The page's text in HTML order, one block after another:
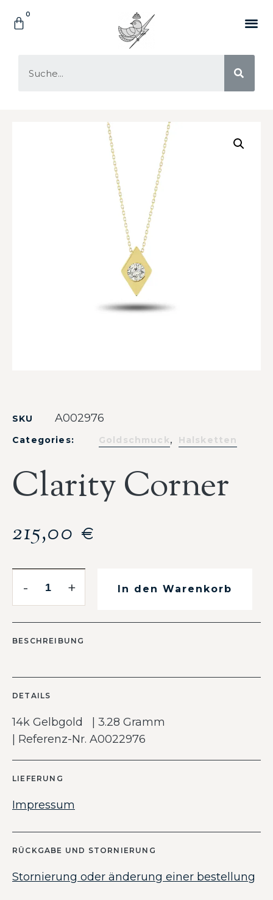
SKU A002976
Categories: Goldschmuck, Halsketten
Clarity Corner
215,00 €
- + In den Warenkorb
BESCHREIBUNG
DETAILS
14k Gelbgold | 3.28 Gramm
| Referenz-Nr. A0022976
LIEFERUNG
Impressum
RÜCKGABE UND STORNIERUNG
Stornierung oder änderung einer bestellung